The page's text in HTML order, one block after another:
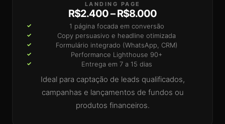
LANDING PAGE
R$2.400 – R$8.000
1 página focada em conversão
Copy persuasivo e headline otimizada
Formulário integrado (WhatsApp, CRM)
Performance Lighthouse 90+
Entrega em 7 a 15 dias
Ideal para captação de leads qualificados,
campanhas e lançamentos de fundos ou
produtos financeiros.